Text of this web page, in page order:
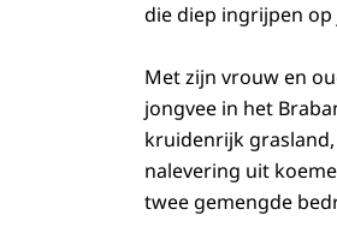
die diep ingrijpen
Met zijn vrouw en
jongvee in het
kruidenrijk
nalevering uit
twee gemengde